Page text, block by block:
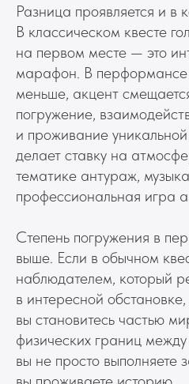
Разница проявляется и в
В классическом квесте
на первом месте — это
марафон. В перформансе
меньше, акцент
погружение,
и проживание
делает ставку на
тематике антураж,
профессиональная игра
Степень погружения в
выше. Если в обычном
наблюдателем, который
в интересной
вы становитесь частью
физических границ
вы не просто выполняете